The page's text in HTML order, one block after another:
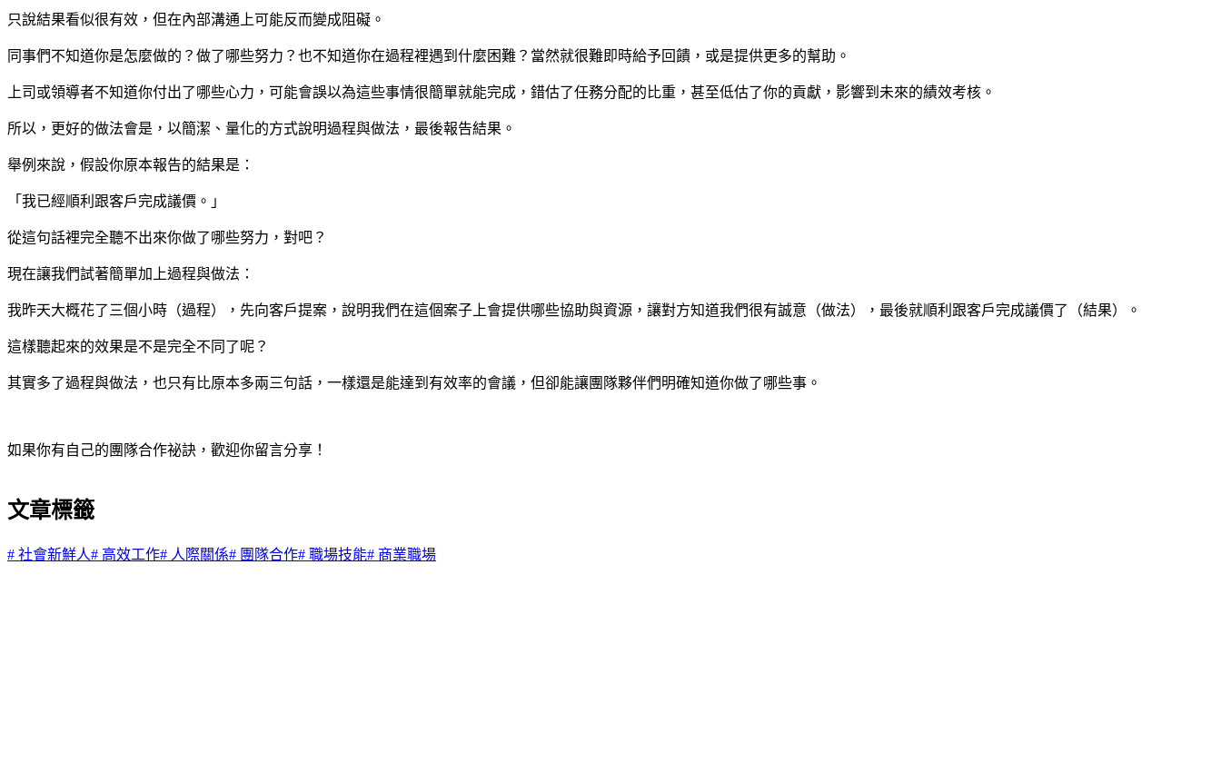
只說結果看似很有效，但在內部溝通上可能反而變成阻礙。
同事們不知道你是怎麼做的？做了哪些努力？也不知道你在過程裡遇到什麼困難？當然就很難即時給予回饋，或是提供更多的幫助。
上司或領導者不知道你付出了哪些心力，可能會誤以為這些事情很簡單就能完成，錯估了任務分配的比重，甚至低估了你的貢獻，影響到未來的績效考核。
所以，更好的做法會是，以簡潔、量化的方式說明過程與做法，最後報告結果。
舉例來說，假設你原本報告的結果是：
「我已經順利跟客戶完成議價。」
從這句話裡完全聽不出來你做了哪些努力，對吧？
現在讓我們試著簡單加上過程與做法：
我昨天大概花了三個小時（過程），先向客戶提案，說明我們在這個案子上會提供哪些協助與資源，讓對方知道我們很有誠意（做法），最後就順利跟客戶完成議價了（結果）。
這樣聽起來的效果是不是完全不同了呢？
其實多了過程與做法，也只有比原本多兩三句話，一樣還是能達到有效率的會議，但卻能讓團隊夥伴們明確知道你做了哪些事。
如果你有自己的團隊合作祕訣，歡迎你留言分享！
文章標籤
# 社會新鮮人# 高效工作# 人際關係# 團隊合作# 職場技能# 商業職場